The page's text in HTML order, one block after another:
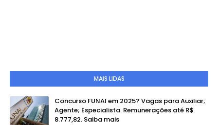
MAIS LIDAS
Concurso FUNAI em 2025? Vagas para Auxiliar;
Agente; Especialista. Remunerações até R$
8.777,82. Saiba mais